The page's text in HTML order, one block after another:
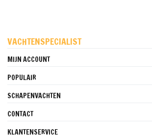
VACHTENSPECIALIST
MIJN ACCOUNT
POPULAIR
SCHAPENVACHTEN
CONTACT
KLANTENSERVICE